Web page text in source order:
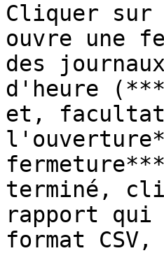
Cliquer sur
ouvre une
des
d'heure
et,
terminé,
rapport
format